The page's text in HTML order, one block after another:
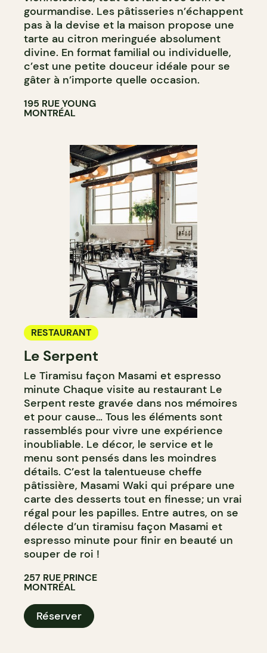
gourmandise. Les pâtisseries n’échappent
pas à la devise et la maison propose une
tarte au citron meringuée absolument
divine. En format familial ou individuelle,
c’est une petite douceur idéale pour se
gâter à n’importe quelle occasion.
195 RUE YOUNG
MONTRÉAL
RESTAURANT
Le Serpent
Le Tiramisu façon Masami et espresso
minute Chaque visite au restaurant Le
Serpent reste gravée dans nos mémoires
et pour cause… Tous les éléments sont
rassemblés pour vivre une expérience
inoubliable. Le décor, le service et le
menu sont pensés dans les moindres
détails. C’est la talentueuse cheffe
pâtissière, Masami Waki qui prépare une
carte des desserts tout en finesse; un vrai
régal pour les papilles. Entre autres, on se
délecte d’un tiramisu façon Masami et
espresso minute pour finir en beauté un
souper de roi !
257 RUE PRINCE
MONTRÉAL
Réserver